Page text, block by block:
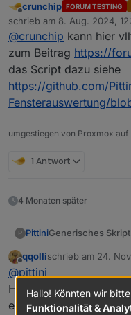
Offline
crunchip FORUM TESTING
schrieb am 8. Aug. 2024,
zuletzt editiert von crunchip
@crunchip kann hier
zum Beitrag https://
das Script dazu siehe
https://github.com/
Fensterauswertung/
umgestiegen von Proxmox auf
1 Antwort
4 Monaten später
P PittiniGenerisches
Offline
qqollischrieb am 24.
zuletzt editiert von
@pittini
Hi, ich nutze dein
erfolgreich. Jetzt
Hallo! Könnten wir
Funktionalität &